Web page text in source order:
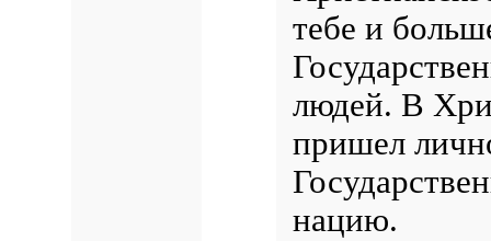
тебе и
людей. В
пришел
нацию.